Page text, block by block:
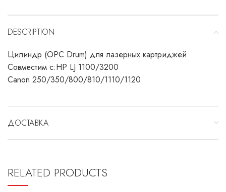
DESCRIPTION
Цилиндр (OPC Drum) для лазерных картриджей
Совместим с:HP LJ 1100/3200
Canon 250/350/800/810/1110/1120
ДОСТАВКА
RELATED PRODUCTS